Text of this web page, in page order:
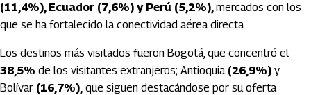
(11,4%), Ecuador (7,6%) y Perú (5,2%),mercados con los
que se ha fortalecido la conectividad aérea directa.
Los destinos más visitados fueron Bogotá, que concentró el
38,5% de los visitantes extranjeros; Antioquia (26,9%) y
Bolívar (16,7%), que siguen destacándose por su oferta